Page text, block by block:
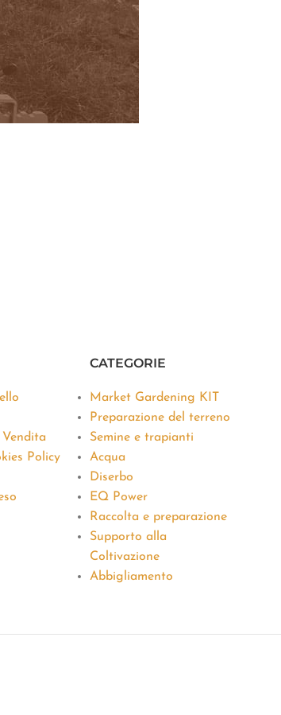
Policy
CATEGORIE
Market Gardening KIT
Preparazione del terreno
Semine e trapianti
Acqua
Diserbo
EQ Power
Raccolta e preparazione
Supporto alla
Coltivazione
Abbigliamento